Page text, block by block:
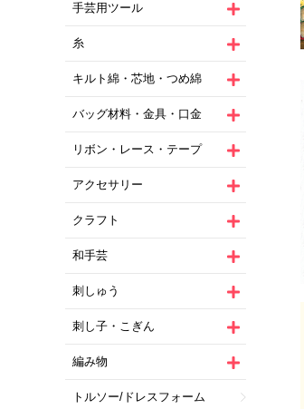
手芸用ツール
糸
キルト綿・芯地・つめ綿
バッグ材料・金具・口金
リボン・レース・テープ
アクセサリー
クラフト
和手芸
刺しゅう
刺し子・こぎん
編み物
トルソー/ドレスフォーム